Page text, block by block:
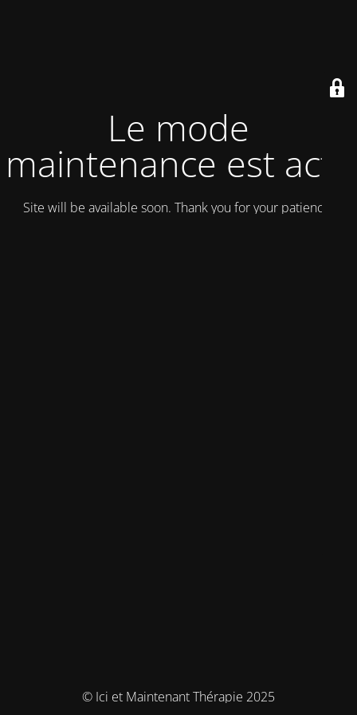
Le mode
maintenance est actif
Site will be available soon. Thank you for your patience!
© Ici et Maintenant Thérapie 2025